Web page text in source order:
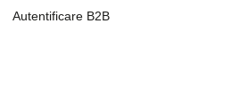
Autentificare B2B